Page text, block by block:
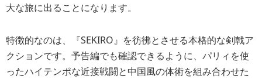
大な旅に出ることになります。
特徴的なのは、『SEKIRO』を彷彿とさせる本格的な剣戟ア
クションです。予告編でも確認できるように、パリィを使
ったハイテンポな近接戦闘と中国風の体術を組み合わせた